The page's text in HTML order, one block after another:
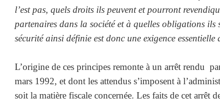
l’est pas, quels droits ils peuvent et pourront
partenaires dans la société et à quelles obligations ils
sécurité ainsi définie est donc une exigence
L’origine de ces principes remonte à un arrêt rendu
mars 1992, et dont les attendus s’imposent à
soit la matière fiscale concernée. Les faits de cet arrêt